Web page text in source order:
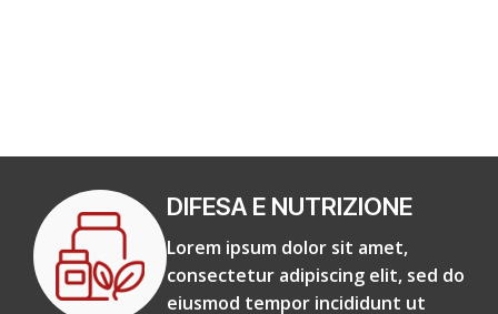
DIFESA E NUTRIZIONE
Lorem ipsum dolor sit amet,
consectetur adipiscing elit, sed do
eiusmod tempor incididunt ut